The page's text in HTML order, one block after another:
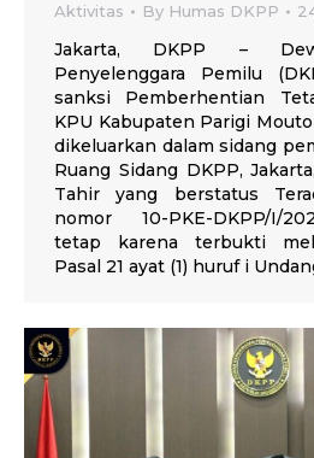
Aktivitas By Humas DKPP
Jakarta, DKPP –
Penyelenggara Pemilu
sanksi Pemberhentian
KPU Kabupaten Parigi
dikeluarkan dalam sidang
Ruang Sidang DKPP,
Tahir yang berstatus
nomor 10-PKE-DKPP/I/
tetap karena terbukti
Pasal 21 ayat (1) huruf i